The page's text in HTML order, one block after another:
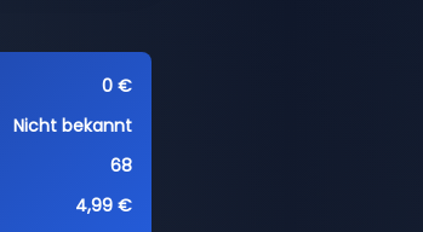
0 €
Nicht bekannt
68
4,99 €